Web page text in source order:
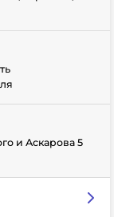
и Аскарова 5